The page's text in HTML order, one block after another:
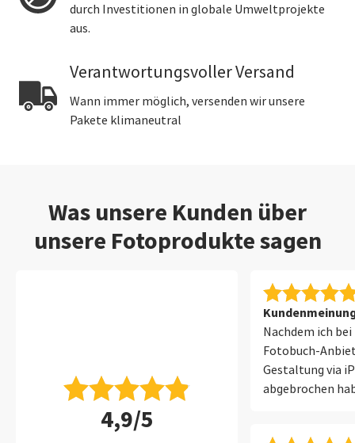
durch Investitionen in globale Umweltprojekte
aus.
Verantwortungsvoller Versand
Wann immer möglich, versenden wir unsere
Pakete klimaneutral
Was unsere Kunden über
unsere Fotoprodukte sagen
4,9/5
Nachdem ich
Fotobuch-
Gestaltung via
abgebrochen